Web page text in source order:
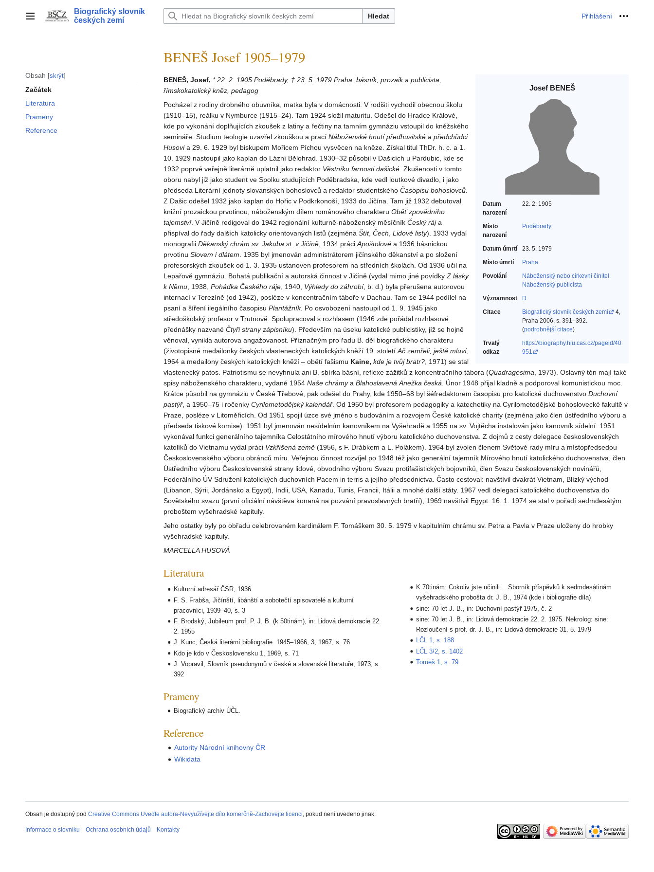
Hlavní menu
Biografický slovník
českých zemí
Hledat Přihlášení Osobní
Obsah skrýt
Začátek
Literatura
Prameny
Reference
BENEŠ Josef 1905–1979
Josef BENEŠ
Datum
narození
22. 2. 1905
Místo
narození
Poděbrady
Datum úmrtí
23. 5. 1979
Místo úmrtí
Praha
Povolání
Náboženský nebo církevní činitel‎
Náboženský publicista‎
Významnost
D
Citace
Biografický slovník českých zemí
4,
Praha 2006, s. 391–392.
(podrobnější citace)
Trvalý
odkaz
https://biography.hiu.cas.cz/pageid/40
951
BENEŠ, Josef, * 22. 2. 1905 Poděbrady, † 23. 5. 1979 Praha, básník, prozaik a publicista,
římskokatolický kněz, pedagog
Pocházel z rodiny drobného obuvníka, matka byla v domácnosti. V rodišti vychodil obecnou školu
(1910–15), reálku v Nymburce (1915–24). Tam 1924 složil maturitu. Odešel do Hradce Králové,
kde po vykonání doplňujících zkoušek z latiny a řečtiny na tamním gymnáziu vstoupil do kněžského
semináře. Studium teologie uzavřel zkouškou a prací Náboženské hnutí předhusitské a předchůdci
Husovia 29. 6. 1929 byl biskupem Mořicem Píchou vysvěcen na kněze. Získal titul ThDr. h. c. a 1.
10. 1929 nastoupil jako kaplan do Lázní Bělohrad. 1930–32 působil v Dašicích u Pardubic, kde se
1932 poprvé veřejně literárně uplatnil jako redaktor Věstníku farnosti dašické . Zkušenosti v tomto
oboru nabyl již jako student ve Spolku studujících Poděbradska, kde vedl loutkové divadlo, i jako
předseda Literární jednoty slovanských bohoslovců a redaktor studentského Časopisu bohoslovců
Z Dašic odešel 1932 jako kaplan do Hořic v Podkrkonoší, 1933 do Jičína. Tam již 1932 debutoval
knižní prozaickou prvotinou, náboženským dílem románového charakteru Oběť zpovědního
tajemství. V Jičíně redigoval do 1942 regionální kulturně-náboženský měsíčník Český rája
přispíval do řady dalších katolicky orientovaných listů (zejména Štít, Čech Lidové listy). 1933 vydal
monografii Děkanský chrám sv. Jakuba st. v Jičíně , 1934 práci Apoštolové a 1936 básnickou
prvotinu Slovem i dlátem . 1935 byl jmenován administrátorem jičínského děkanství a po složení
profesorských zkoušek od 1. 3. 1935 ustanoven profesorem na středních školách. Od 1936 učil na
Lepařově gymnáziu. Bohatá publikační a autorská činnost v Jičíně (vydal mimo jiné povídky Z lásky
k Němu , 1938, Pohádka Českého ráje , 1940, Výhledy do záhrobí, b. d.) byla přerušena autorovou
internací v Terezíně (od 1942), posléze v koncentračním táboře v Dachau. Tam se 1944 podílel na
psaní a šíření ilegálního časopisu Plantážník. Po osvobození nastoupil od 1. 9. 1945 jako
středoškolský profesor v Trutnově. Spolupracoval s rozhlasem (1946 zde pořádal rozhlasové
přednášky nazvané Čtyři strany zápisníku). Především na úseku katolické publicistiky, jíž se hojně
věnoval, vynikla autorova angažovanost. Příznačným pro řadu B. děl biografického charakteru
(životopisné medailonky českých vlasteneckých katolických kněží 19. století Ač zemřeli, ještě mluví,
1964 a medailony českých katolických kněží – obětí fašismu Kaine, kde je tvůj bratr? , 1971) se stal
vlastenecký patos. Patriotismu se nevyhnula ani B. sbírka básní, reflexe zážitků z koncentračního tábora (Quadragesima , 1973). Oslavný tón mají také
spisy náboženského charakteru, vydané 1954 Naše chrámya Blahoslavená Anežka česká . Únor 1948 přijal kladně a podporoval komunistickou moc.
Krátce působil na gymnáziu v České Třebové, pak odešel do Prahy, kde 1950–68 byl šéfredaktorem časopisu pro katolické duchovenstvo Duchovní
pastýř, a 1950–75 i ročenky Cyrilometodějský kalendář. Od 1950 byl profesorem pedagogiky a katechetiky na Cyrilometodějské bohoslovecké fakultě v
Praze, posléze v Litoměřicích. Od 1951 spojil úzce své jméno s budováním a rozvojem České katolické charity (zejména jako člen ústředního výboru a
předseda tiskové komise). 1951 byl jmenován nesídelním kanovníkem na Vyšehradě a 1955 na sv. Vojtěcha instalován jako kanovník sídelní. 1951
vykonával funkci generálního tajemníka Celostátního mírového hnutí výboru katolického duchovenstva. Z dojmů z cesty delegace československých
katolíků do Vietnamu vydal práci Vzkříšená země (1956, s F. Drábkem a L. Polákem). 1964 byl zvolen členem Světové rady míru a místopředsedou
Československého výboru obránců míru. Veřejnou činnost rozvíjel po 1948 též jako generální tajemník Mírového hnutí katolického duchovenstva, člen
Ústředního výboru Československé strany lidové, obvodního výboru Svazu protifašistických bojovníků, člen Svazu československých novinářů,
Federálního ÚV Sdružení katolických duchovních Pacem in terris a jejího předsednictva. Často cestoval: navštívil dvakrát Vietnam, Blízký východ
(Libanon, Sýrii, Jordánsko a Egypt), Indii, USA, Kanadu, Tunis, Francii, Itálii a mnohé další státy. 1967 vedl delegaci katolického duchovenstva do
Sovětského svazu (první oficiální návštěva konaná na pozvání pravoslavných bratří); 1969 navštívil Egypt. 16. 1. 1974 se stal v pořadí sedmdesátým
proboštem vyšehradské kapituly.
Jeho ostatky byly po obřadu celebrovaném kardinálem F. Tomáškem 30. 5. 1979 v kapitulním chrámu sv. Petra a Pavla v Praze uloženy do hrobky
vyšehradské kapituly.
MARCELLA HUSOVÁ
Literatura
Kulturní adresář ČSR, 1936
F. S. Frabša, Jičínští, libánští a sobotečtí spisovatelé a kulturní
pracovníci, 1939–40, s. 3
F. Brodský, Jubileum prof. P. J. B. (k 50tinám), in: Lidová demokracie 22.
2. 1955
J. Kunc, Česká literární bibliografie. 1945–1966, 3, 1967, s. 76
Kdo je kdo v Československu 1, 1969, s. 71
J. Vopravil, Slovník pseudonymů v české a slovenské literatuře, 1973, s.
392
K 70tinám: Cokoliv jste učinili… Sborník příspěvků k sedmdesátinám
vyšehradského probošta dr. J. B., 1974 (kde i bibliografie díla)
sine: 70 let J. B., in: Duchovní pastýř 1975, č. 2
sine: 70 let J. B., in: Lidová demokracie 22. 2. 1975. Nekrolog: sine:
Rozloučení s prof. dr. J. B., in: Lidová demokracie 31. 5. 1979
LČL 1, s. 188
LČL 3/2, s. 1402
Tomeš 1, s. 79
Prameny
Biografický archiv ÚČL.
Reference
Autority Národní knihovny ČR
Wikidata
Obsah je dostupný pod Creative Commons Uveďte autora-Nevyužívejte dílo komerčně-Zachovejte licenci, pokud není uvedeno jinak.
Informace o slovníku Ochrana osobních údajů Kontakty